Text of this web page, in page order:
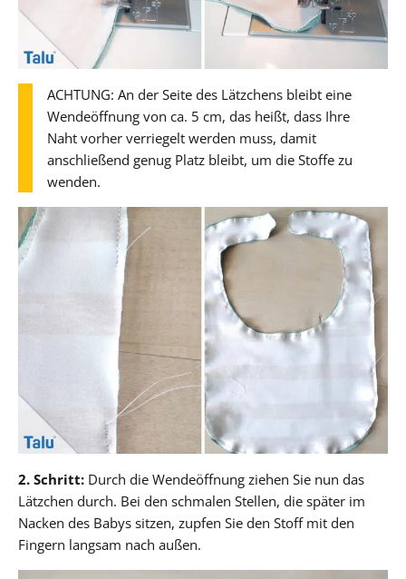
ACHTUNG: An der Seite des Lätzchens bleibt eine
Wendeöffnung von ca. 5 cm, das heißt, dass Ihre
Naht vorher verriegelt werden muss, damit
anschließend genug Platz bleibt, um die Stoffe zu
wenden.
2. Schritt: Durch die Wendeöffnung ziehen Sie nun das
Lätzchen durch. Bei den schmalen Stellen, die später im
Nacken des Babys sitzen, zupfen Sie den Stoff mit den
Fingern langsam nach außen.